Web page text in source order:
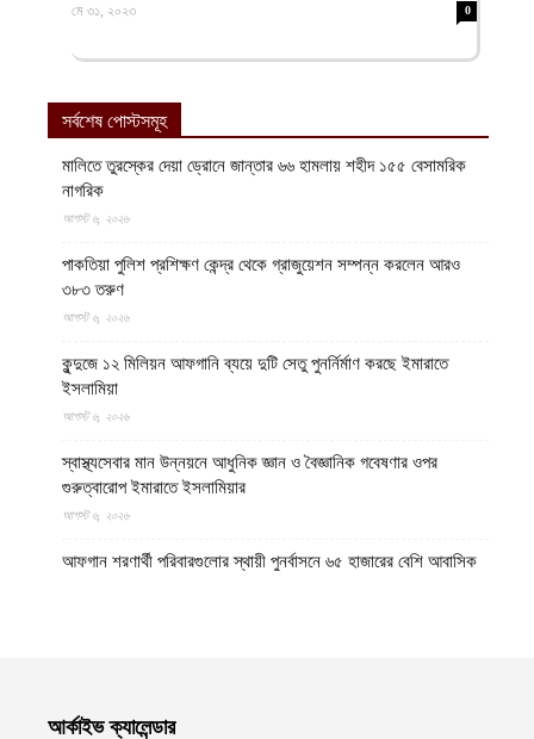
মে ৩১, ২০২৩ 0
সর্বশেষ পোস্টসমূহ
মালিতে তুরস্কের দেয়া ড্রোনে জান্তার ৬৬ হামলায় শহীদ ১৫৫ বেসামরিক
নাগরিক
আগস্ট ৬, ২০২৬
পাকতিয়া পুলিশ প্রশিক্ষণ কেন্দ্র থেকে গ্রাজুয়েশন সম্পন্ন করলেন আরও
৩৮৩ তরুণ
আগস্ট ৬, ২০২৬
কুন্দুজে ১২ মিলিয়ন আফগানি ব্যয়ে দুটি সেতু পুনর্নির্মাণ করছে ইমারাতে
ইসলামিয়া
আগস্ট ৬, ২০২৬
স্বাস্থ্যসেবার মান উন্নয়নে আধুনিক জ্ঞান ও বৈজ্ঞানিক গবেষণার ওপর
গুরুত্বারোপ ইমারাতে ইসলামিয়ার
আগস্ট ৬, ২০২৬
আফগান শরণার্থী পরিবারগুলোর স্থায়ী পুনর্বাসনে ৬৫ হাজারের বেশি আবাসিক
ইসলামিয়া
আর্কাইভ ক্যালেন্ডার